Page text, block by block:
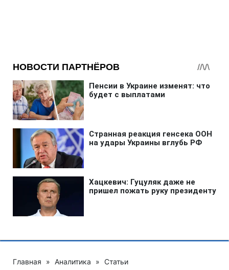
Главная » Аналитика » Статьи